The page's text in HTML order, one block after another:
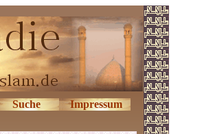
Suche Impressum